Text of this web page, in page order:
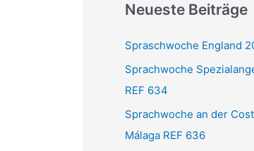
h
e
c
h
Neueste Beiträge
Spraschwoche England
Sprachwoche
REF 634
Sprachwoche an der
Málaga REF 636